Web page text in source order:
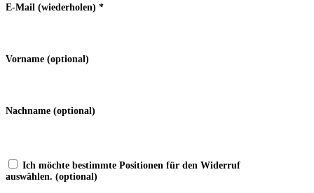
E-Mail (wiederholen) *
Vorname (optional)
Nachname (optional)
Ich möchte bestimmte Positionen für den Widerruf
auswählen. (optional)